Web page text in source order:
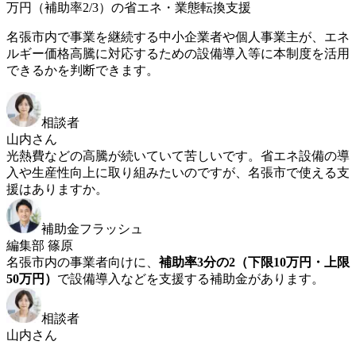
万円（補助率2/3）の省エネ・業態転換支援
名張市内で事業を継続する中小企業者や個人事業主が、エネ
ルギー価格高騰に対応するための設備導入等に本制度を活用
できるかを判断できます。
相談者
山内さん
光熱費などの高騰が続いていて苦しいです。省エネ設備の導
入や生産性向上に取り組みたいのですが、名張市で使える支
援はありますか。
補助金フラッシュ
編集部 篠原
名張市内の事業者向けに、 補助率3分の2（下限10万円・上限
50万円） で設備導入などを支援する補助金があります。
相談者
山内さん